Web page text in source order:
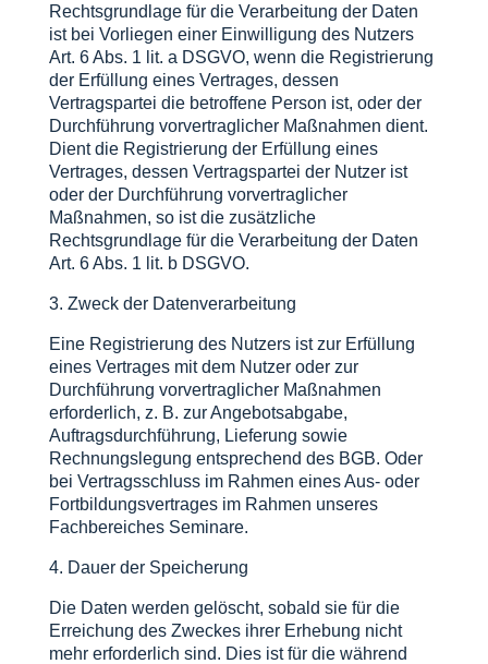
Rechtsgrundlage für die Verarbeitung der Daten
ist bei Vorliegen einer Einwilligung des Nutzers
Art. 6 Abs. 1 lit. a DSGVO, wenn die Registrierung
der Erfüllung eines Vertrages, dessen
Vertragspartei die betroffene Person ist, oder der
Durchführung vorvertraglicher Maßnahmen dient.
Dient die Registrierung der Erfüllung eines
Vertrages, dessen Vertragspartei der Nutzer ist
oder der Durchführung vorvertraglicher
Maßnahmen, so ist die zusätzliche
Rechtsgrundlage für die Verarbeitung der Daten
Art. 6 Abs. 1 lit. b DSGVO.
3. Zweck der Datenverarbeitung
Eine Registrierung des Nutzers ist zur Erfüllung
eines Vertrages mit dem Nutzer oder zur
Durchführung vorvertraglicher Maßnahmen
erforderlich, z. B. zur Angebotsabgabe,
Auftragsdurchführung, Lieferung sowie
Rechnungslegung entsprechend des BGB. Oder
bei Vertragsschluss im Rahmen eines Aus- oder
Fortbildungsvertrages im Rahmen unseres
Fachbereiches Seminare.
4. Dauer der Speicherung
Die Daten werden gelöscht, sobald sie für die
Erreichung des Zweckes ihrer Erhebung nicht
mehr erforderlich sind. Dies ist für die während